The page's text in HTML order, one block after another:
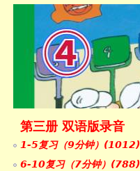
第三册 双语版录音
1-5复习（9分钟）(1012)
6-10复习（7分钟）(788)